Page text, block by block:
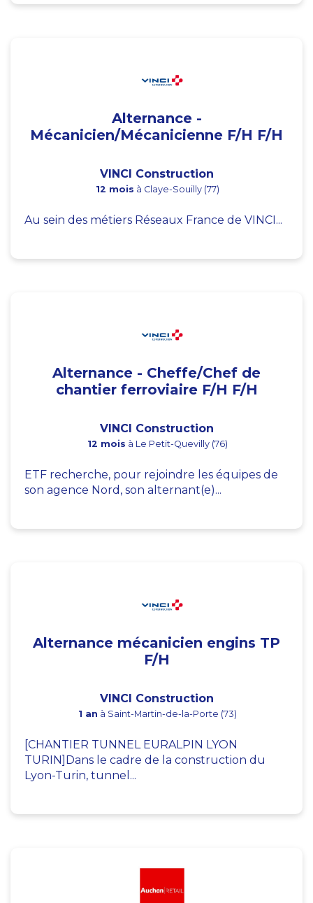
Alternance -
Mécanicien/Mécanicienne F/H F/H
VINCI Construction
12 mois à Claye-Souilly (77)
Au sein des métiers Réseaux France de VINCI...
Alternance - Cheffe/Chef de
chantier ferroviaire F/H F/H
VINCI Construction
12 mois à Le Petit-Quevilly (76)
ETF recherche, pour rejoindre les équipes de
son agence Nord, son alternant(e)...
Alternance mécanicien engins TP
F/H
VINCI Construction
1 an à Saint-Martin-de-la-Porte (73)
[CHANTIER TUNNEL EURALPIN LYON
TURIN]Dans le cadre de la construction du
Lyon-Turin, tunnel...